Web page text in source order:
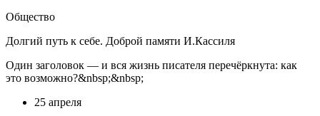
Общество
Долгий путь к себе. Доброй памяти И.Кассиля
Один заголовок — и вся жизнь писателя перечёркнута: как
это возможно?&nbsp;&nbsp;
25 апреля